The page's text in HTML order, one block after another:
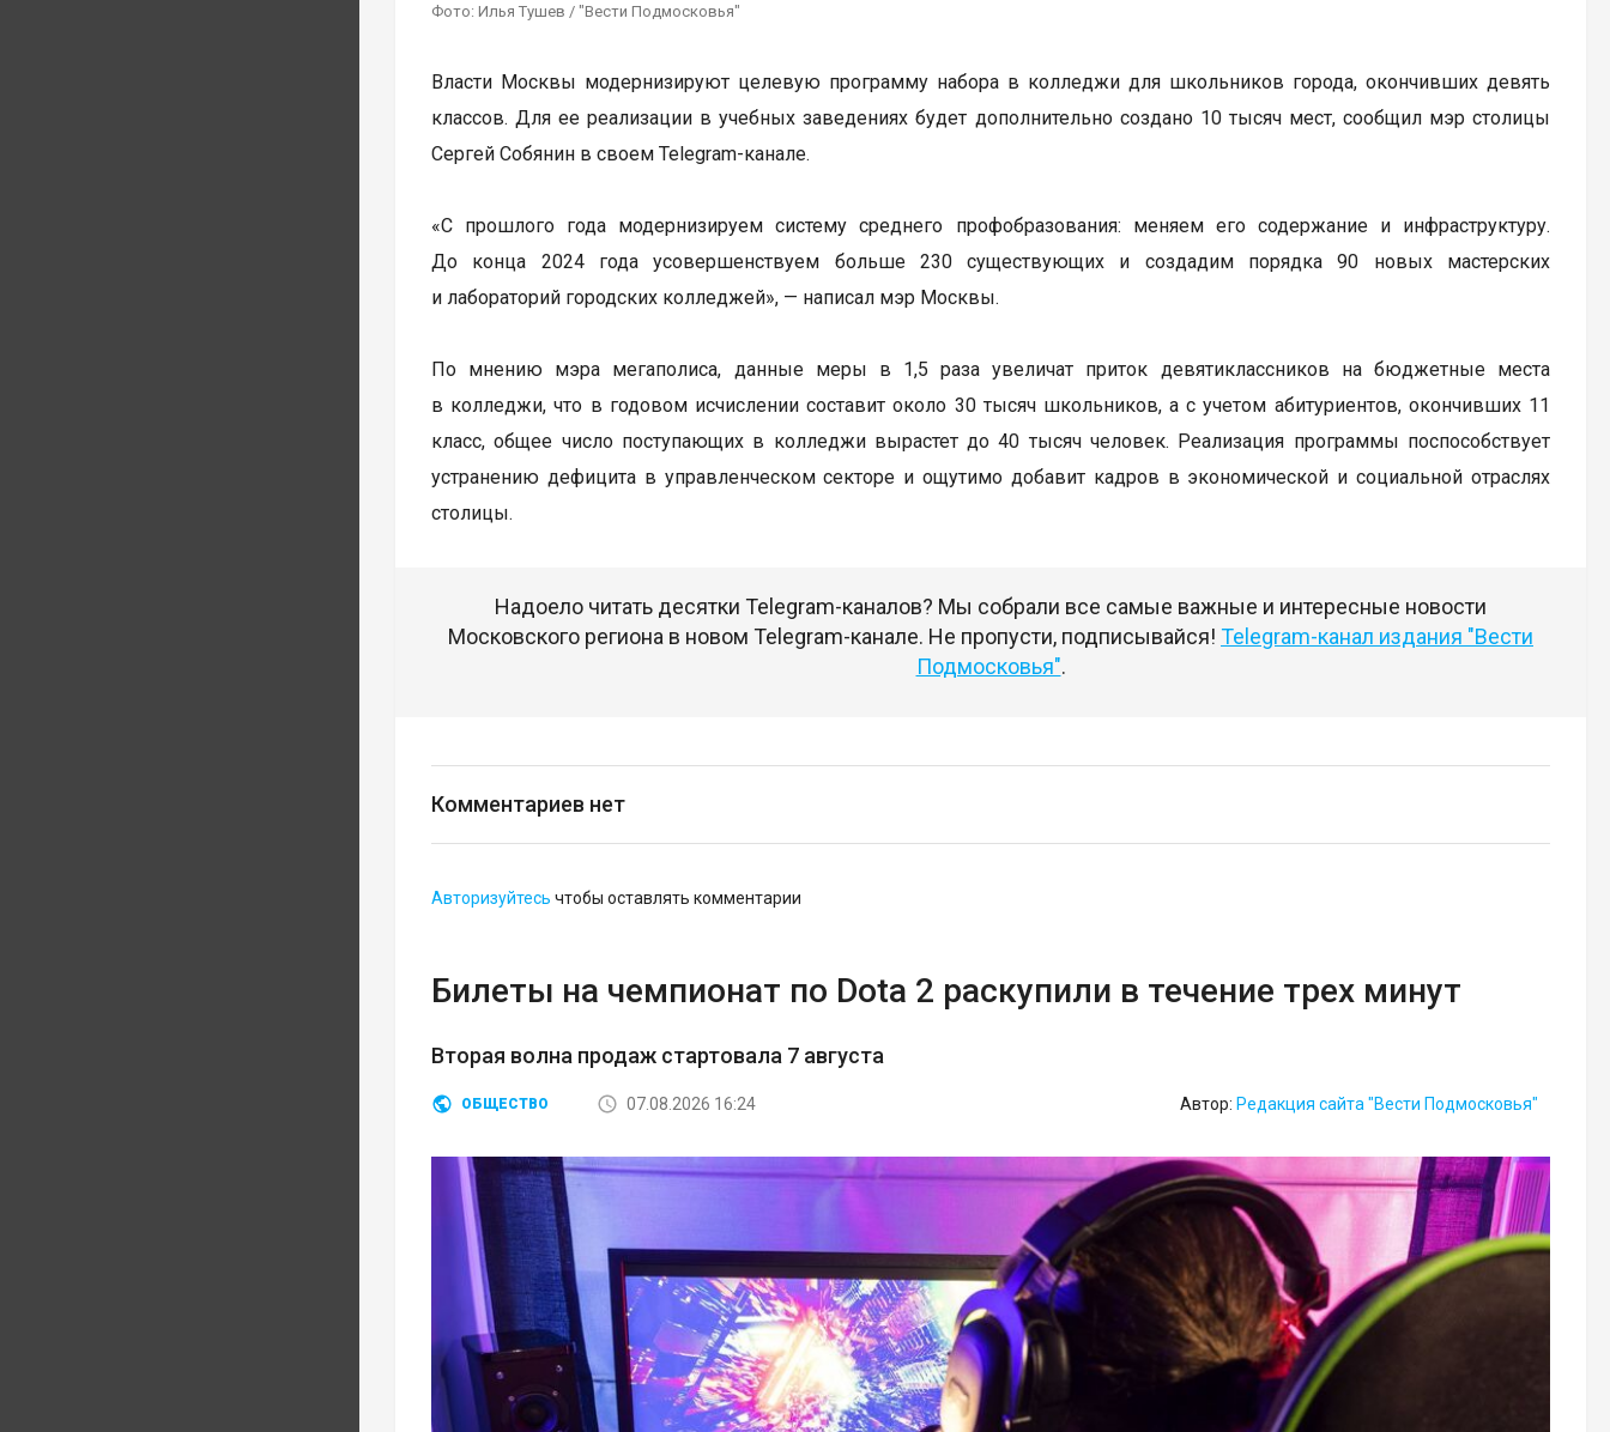
Фото: Илья Тушев / "Вести Подмосковья"
Власти Москвы модернизируют целевую программу набора в колледжи для школьников города, окончивших девять
классов. Для ее реализации в учебных заведениях будет дополнительно создано 10 тысяч мест, сообщил мэр столицы
Сергей Собянин в своем Telegram-канале.
«С прошлого года модернизируем систему среднего профобразования: меняем его содержание и инфраструктуру.
До конца 2024 года усовершенствуем больше 230 существующих и создадим порядка 90 новых мастерских
и лабораторий городских колледжей», — написал мэр Москвы.
По мнению мэра мегаполиса, данные меры в 1,5 раза увеличат приток девятиклассников на бюджетные места
в колледжи, что в годовом исчислении составит около 30 тысяч школьников, а с учетом абитуриентов, окончивших 11
класс, общее число поступающих в колледжи вырастет до 40 тысяч человек. Реализация программы поспособствует
устранению дефицита в управленческом секторе и ощутимо добавит кадров в экономической и социальной отраслях
столицы.
Надоело читать десятки Telegram-каналов? Мы собрали все самые важные и интересные новости
Московского региона в новом Telegram-канале. Не пропусти, подписывайся! Telegram-канал издания "Вести
Подмосковья".
Комментариев нет
Авторизуйтесь чтобы оставлять комментарии
Билеты на чемпионат по Dota 2 раскупили в течение трех минут
Вторая волна продаж стартовала 7 августа
ОБЩЕСТВО 07.08.2026 16:24 Автор: Редакция сайта "Вести Подмосковья"